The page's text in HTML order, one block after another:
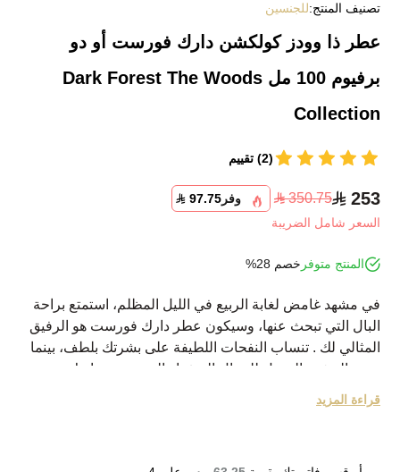
تصنيف المنتج:للجنسين
عطر ذا وودز كولكشن دارك فورست أو دو
برفيوم 100 مل Dark Forest The Woods
Collection
(2) تقييم
253
350.75 وفر 97.75
السعر شامل الضريبة
المنتج متوفر خصم 28%
في مشهد غامض لغابة الربيع في الليل المظلم، استمتع براحة
البال التي تبحث عنها، وسيكون عطر دارك فورست هو الرفيق
المثالي لك . تنساب النفحات اللطيفة على بشرتك بلطف، بينما
يهدئ المشهد الجميل للرمال الصفراء المتوهجة حواسك ويهدئ
عقلك. العطر غني بمزيج فاخر من الزنجبيل والبرغموت يدور في
الأعلى في مزاج دافئ وسعيد. استمتع برائحة الفانيليا والعسل
قراءة المزيد